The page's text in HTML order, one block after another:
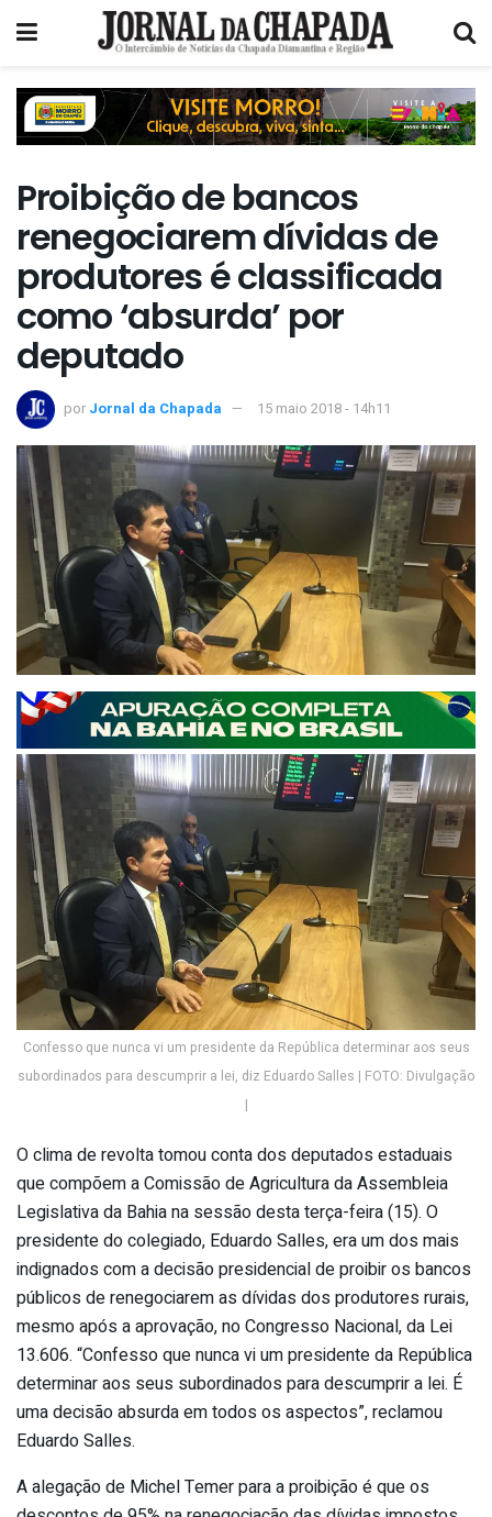
Proibição de bancos
renegociarem dívidas de
produtores é classificada
como ‘absurda’ por
deputado
por Jornal da Chapada 15 maio 2018 - 14h11
Confesso que nunca vi um presidente da República determinar aos seus
subordinados para descumprir a lei, diz Eduardo Salles | FOTO: Divulgação
|
O clima de revolta tomou conta dos deputados estaduais
que compõem a Comissão de Agricultura da Assembleia
Legislativa da Bahia na sessão desta terça-feira (15). O
presidente do colegiado, Eduardo Salles, era um dos mais
indignados com a decisão presidencial de proibir os bancos
públicos de renegociarem as dívidas dos produtores rurais,
mesmo após a aprovação, no Congresso Nacional, da Lei
13.606. “Confesso que nunca vi um presidente da República
determinar aos seus subordinados para descumprir a lei. É
uma decisão absurda em todos os aspectos”, reclamou
Eduardo Salles.
A alegação de Michel Temer para a proibição é que os